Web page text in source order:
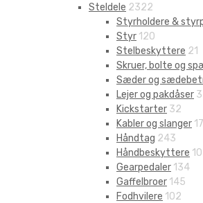
Steldele 2322
Styrholdere &
Styr 120
Stelbeskyttere 21
Skruer, bolte og
Sæder og
Lejer og pakdåser
Kickstarter 32
Kabler og slanger
Håndtag 243
Håndbeskyttere
Gearpedaler 134
Gaffelbroer 145
Fodhvilere 102